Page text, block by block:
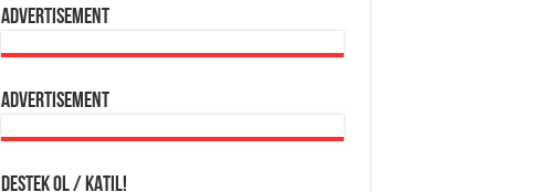
Advertisement
Advertisement
DESTEK OL / KATIL!